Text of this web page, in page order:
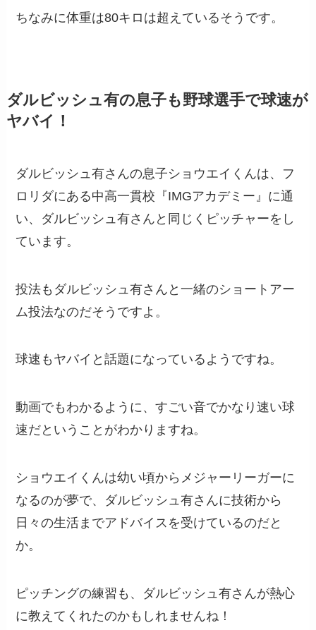
ちなみに体重は80キロは超えているそうです。
ダルビッシュ有の息子も野球選手で球速が
ヤバイ！
ダルビッシュ有さんの息子ショウエイくんは、フ
ロリダにある中高一貫校『IMGアカデミー』に通
い、ダルビッシュ有さんと同じくピッチャーをし
ています。
投法もダルビッシュ有さんと一緒のショートアー
ム投法なのだそうですよ。
球速もヤバイと話題になっているようですね。
動画でもわかるように、すごい音でかなり速い球
速だということがわかりますね。
ショウエイくんは幼い頃からメジャーリーガーに
なるのが夢で、ダルビッシュ有さんに技術から
日々の生活までアドバイスを受けているのだと
か。
ピッチングの練習も、ダルビッシュ有さんが熱心
に教えてくれたのかもしれませんね！